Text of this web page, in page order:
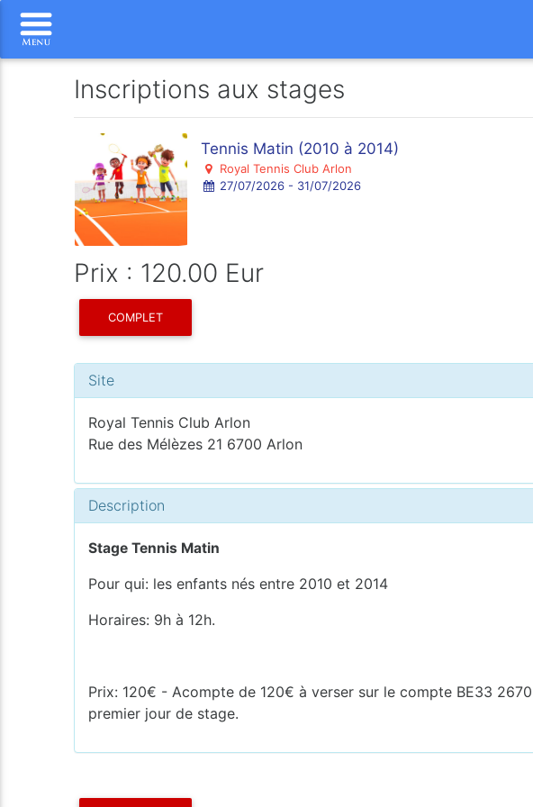
Inscriptions aux stages
Tennis Matin (2010 à 2014)
Royal Tennis Club Arlon
27/07/2026 - 31/07/2026
Prix : 120.00 Eur
COMPLET
Site
Royal Tennis Club Arlon
Rue des Mélèzes 21 6700 Arlon
Description
Stage Tennis Matin
Pour qui: les enfants nés entre 2010 et 2014
Horaires: 9h à 12h.
Prix: 120€ - Acompte de 120€ à verser sur le compte BE33
premier jour de stage.